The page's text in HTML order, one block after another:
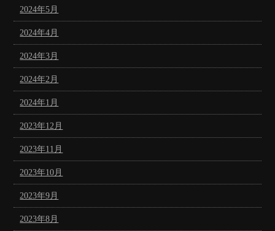
2024年5月
2024年4月
2024年3月
2024年2月
2024年1月
2023年12月
2023年11月
2023年10月
2023年9月
2023年8月